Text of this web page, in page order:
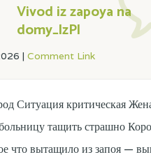
Vivod iz zapoya na
domy_lzPl
| Comment Link
Ситуация критическая
тащить страшно
что вытащило из запоя —